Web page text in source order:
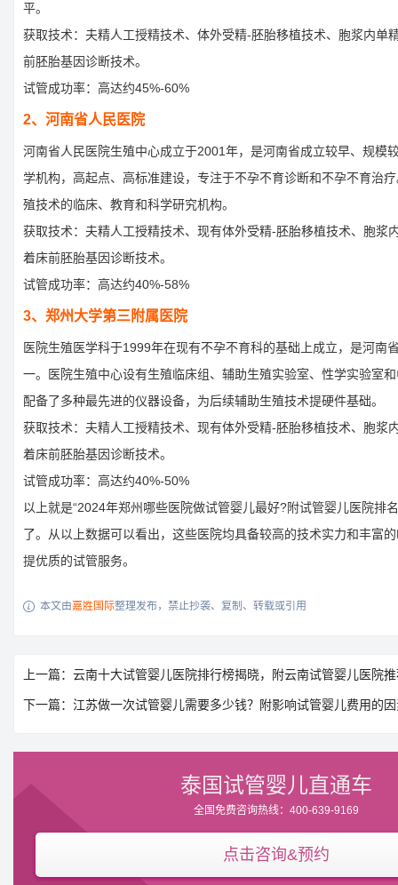
平。
获取技术：夫精人工授精技术、体外受精-胚胎移植技术、胞浆内单
前胚胎基因诊断技术。
试管成功率：高达约45%-60%
2、河南省人民医院
河南省人民医院生殖中心成立于2001年，是河南省成立较早、规模
学机构，高起点、高标准建设，专注于不孕不育诊断和不孕不育治
殖技术的临床、教育和科学研究机构。
获取技术：夫精人工授精技术、现有体外受精-胚胎移植技术、胞浆
着床前胚胎基因诊断技术。
试管成功率：高达约40%-58%
3、郑州大学第三附属医院
医院生殖医学科于1999年在现有不孕不育科的基础上成立，是河南
一。医院生殖中心设有生殖临床组、辅助生殖实验室、性学实验室
配备了多种最先进的仪器设备，为后续辅助生殖技术提硬件基础。
获取技术：夫精人工授精技术、现有体外受精-胚胎移植技术、胞浆
着床前胚胎基因诊断技术。
试管成功率：高达约40%-50%
以上就是“2024年郑州哪些医院做试管婴儿最好?附试管婴儿医院排
了。从以上数据可以看出，这些医院均具备较高的技术实力和丰富
提优质的试管服务。
 本文由嘉胜国际整理发布，禁止抄袭、复制、转载或引用
上一篇：云南十大试管婴儿医院排行榜揭晓，附云南试管婴儿医院
下一篇：江苏做一次试管婴儿需要多少钱？附影响试管婴儿费用的
泰国试管婴儿直通车
全国免费咨询热线：400-639-9169
点击咨询&预约